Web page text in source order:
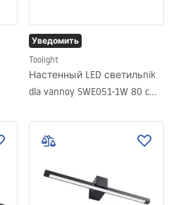
Уведомить
Toolight
Настенный LED светильnik
dla vannoy SWE051-1W 80 cm